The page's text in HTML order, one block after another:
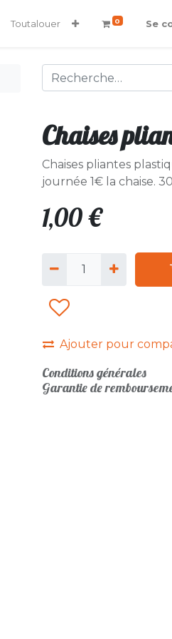
Toutalouer 0 Se
Chaises
Chaises pliantes
journée 1€ la chaise.
1,00€
Ajouter pour
Conditions générales
Garantie de